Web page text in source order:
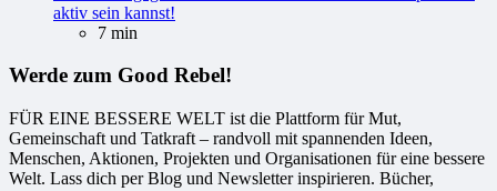
aktiv sein kannst!
7 min
Werde zum Good Rebel!
FÜR EINE BESSERE WELT ist die Plattform für Mut,
Gemeinschaft und Tatkraft – randvoll mit spannenden Ideen,
Menschen, Aktionen, Projekten und Organisationen für eine bessere
Welt. Lass dich per Blog und Newsletter inspirieren. Bücher,